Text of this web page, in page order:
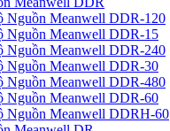
Nguồn Meanwell DDR-120
Nguồn Meanwell DDR-15
Nguồn Meanwell DDR-240
Nguồn Meanwell DDR-30
Nguồn Meanwell DDR-480
Nguồn Meanwell DDR-60
Nguồn Meanwell DDRH-60